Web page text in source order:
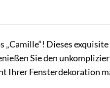
„Camille“! Dieses
Sie den
Ihrer Fensterdekoration